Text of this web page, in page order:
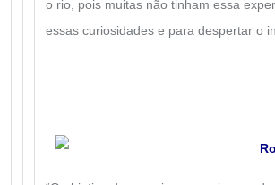
o rio, pois muitas não tinham essa
essas curiosidades e para despertar o